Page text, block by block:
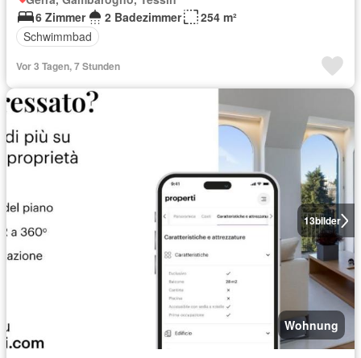
6 Zimmer
2 Badezimmer
254 m²
Schwimmbad
Vor 3 Tagen, 7 Stunden
13bilder
Wohnung